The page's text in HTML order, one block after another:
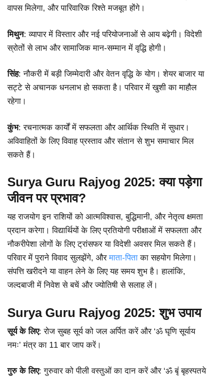
वापस मिलेगा, और पारिवारिक रिश्ते मजबूत होंगे।
मिथुन: व्यापार में विस्तार और नई परियोजनाओं से आय बढ़ेगी। विदेशी
स्रोतों से लाभ और सामाजिक मान-सम्मान में वृद्धि होगी।
सिंह: नौकरी में बड़ी जिम्मेदारी और वेतन वृद्धि के योग। शेयर बाजार या
सट्टे से अचानक धनलाभ हो सकता है। परिवार में खुशी का माहौल
रहेगा।
कुंभ: रचनात्मक कार्यों में सफलता और आर्थिक स्थिति में सुधार।
अविवाहितों के लिए विवाह प्रस्ताव और संतान से शुभ समाचार मिल
सकते हैं।
Surya Guru Rajyog 2025: क्या पड़ेगा
जीवन पर प्रभाव?
यह राजयोग इन राशियों को आत्मविश्वास, बुद्धिमानी, और नेतृत्व क्षमता
प्रदान करेगा। विद्यार्थियों के लिए प्रतियोगी परीक्षाओं में सफलता और
नौकरीपेशा लोगों के लिए ट्रांसफर या विदेशी अवसर मिल सकते हैं।
परिवार में पुराने विवाद सुलझेंगे, औरमाता-पिता का सहयोग मिलेगा।
संपत्ति खरीदने या वाहन लेने के लिए यह समय शुभ है। हालांकि,
जल्दबाजी में निवेश से बचें और ज्योतिषी से सलाह लें।
Surya Guru Rajyog 2025: शुभ उपाय
सूर्य के लिए: रोज सुबह सूर्य को जल अर्पित करें और ‘ॐ घृणि सूर्याय
नमः’ मंत्र का 11 बार जाप करें।
गुरु के लिए: गुरुवार को पीली वस्तुओं का दान करें और ‘ॐ बृं बृहस्पतये